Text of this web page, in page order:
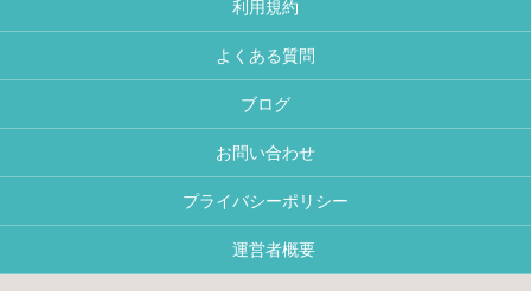
利用規約
よくある質問
ブログ
お問い合わせ
プライバシーポリシー
運営者概要